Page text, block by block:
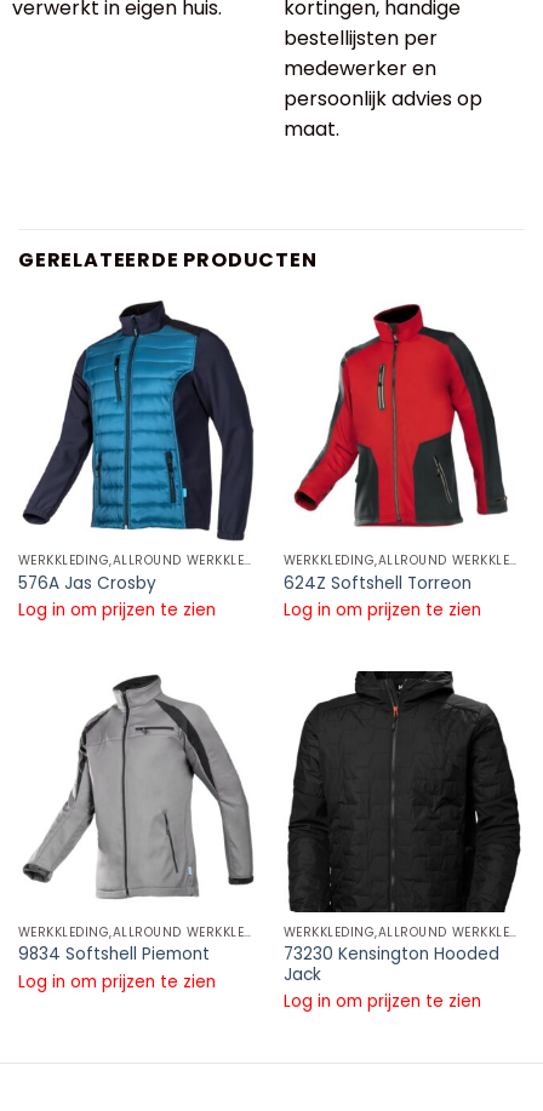
verwerkt in eigen huis.
kortingen, handige
bestellijsten per
medewerker en
persoonlijk advies op
maat.
GERELATEERDE PRODUCTEN
WERKKLEDING,ALLROUND WERKKLEDING,SOFTSHELL JASSEN
576A Jas Crosby
Log in om prijzen te zien
WERKKLEDING,ALLROUND WERKKLEDING,SOFTSHELL JASSEN
624Z Softshell Torreon
Log in om prijzen te zien
WERKKLEDING,ALLROUND WERKKLEDING,SOFTSHELL JASSEN
9834 Softshell Piemont
Log in om prijzen te zien
WERKKLEDING,ALLROUND WERKKLEDING,SOFTSHELL JASSEN
73230 Kensington Hooded
Jack
Log in om prijzen te zien